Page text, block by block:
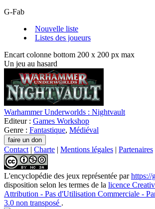
G-Fab
Nouvelle liste
Listes des joueurs
Encart colonne bottom 200 x 200 px max
Un jeu au hasard
Warhammer Underworlds : Nightvault
Editeur : Games Workshop
Genre : Fantastique, Médiéval
Contact | Charte | Mentions légales | Partenaires
L'encyclopédie des jeux représentée par
disposition selon les termes de la licence
Attribution - Pas d'Utilisation Commerciale -
3.0 non transposé .